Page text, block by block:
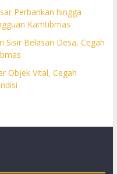
Perbankan hingga
Kamtibmas
Sisir Belasan Desa, Cegah
Objek Vital, Cegah